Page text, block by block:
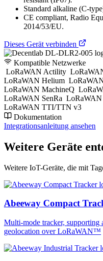
Standard alkaline (C-
CE compliant, Radio
2014/53/EU.
Dieses Gerät verbinden
Kompatible Netzwerke
LoRaWAN Actility
LoRaWAN Helium
LoRaWAN MachineQ
LoRaWAN SenRa LoRaWAN
LoRaWAN TTI/TTN v3
Dokumentation
Integrationsanleitung ansehen
Weitere Geräte
Weitere IoT-Geräte, die mit
Abeeway Compact
Multi-mode tracker, supporting
geolocation over LoRaWAN™